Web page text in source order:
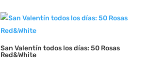
San Valentín todos los días: 50 Rosas
Red&White